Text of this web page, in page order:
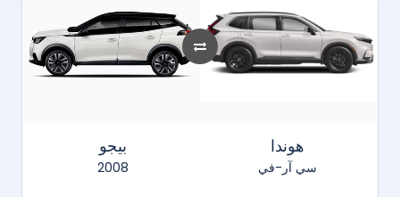
بيجو
2008
هوندا
سي آر-في